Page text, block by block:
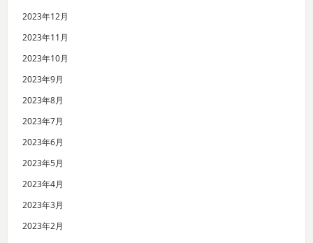
2023年12月
2023年11月
2023年10月
2023年9月
2023年8月
2023年7月
2023年6月
2023年5月
2023年4月
2023年3月
2023年2月